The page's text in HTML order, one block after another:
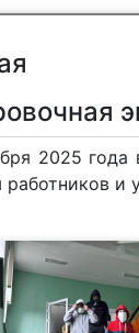
2025 года
работников и